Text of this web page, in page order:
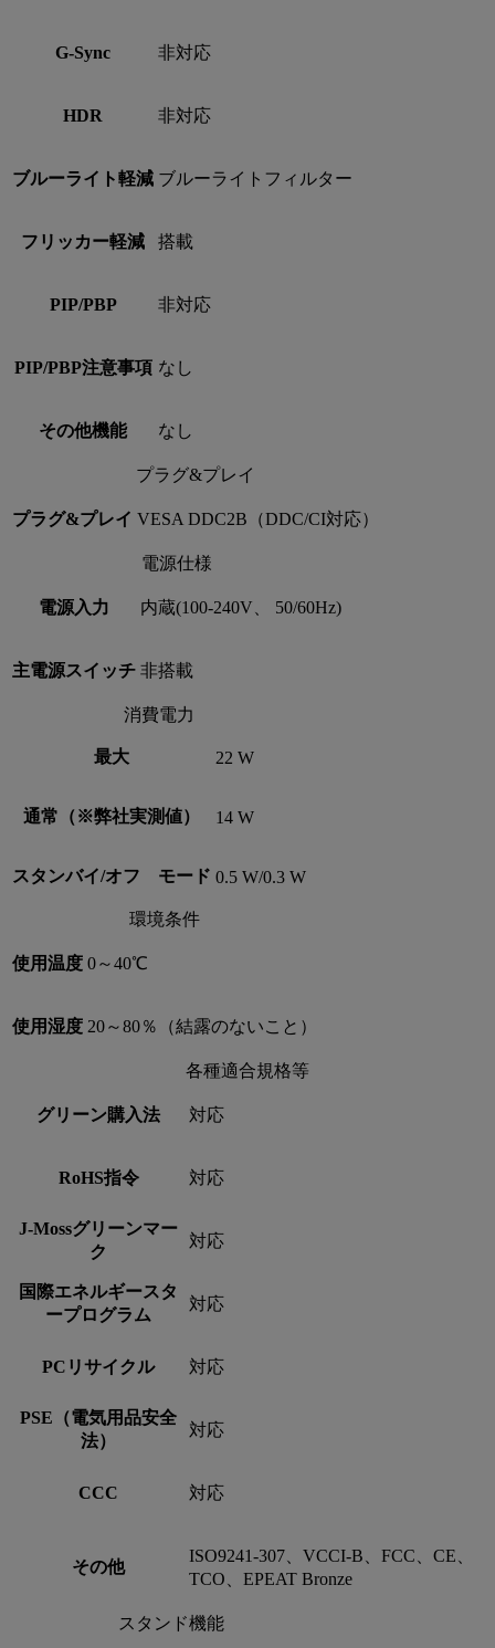
G-Sync 非対応
HDR 非対応
ブルーライト軽減 ブルーライトフィルター
フリッカー軽減 搭載
PIP/PBP 非対応
PIP/PBP注意事項 なし
その他機能 なし
プラグ&プレイ
プラグ&プレイ VESA DDC2B（DDC/CI対応）
電源仕様
電源入力 内蔵(100-240V、 50/60Hz)
主電源スイッチ 非搭載
消費電力
最大 22 W
通常（※弊社実測値） 14 W
スタンバイ/オフ モード 0.5 W/0.3 W
環境条件
使用温度 0～40℃
使用湿度 20～80％（結露のないこと）
各種適合規格等
グリーン購入法 対応
RoHS指令 対応
J-Mossグリーンマー
ク
対応
国際エネルギースタ
ープログラム
対応
PCリサイクル 対応
PSE（電気用品安全
法）
対応
CCC 対応
その他
ISO9241-307、VCCI-B、FCC、CE、
TCO、EPEAT Bronze
スタンド機能